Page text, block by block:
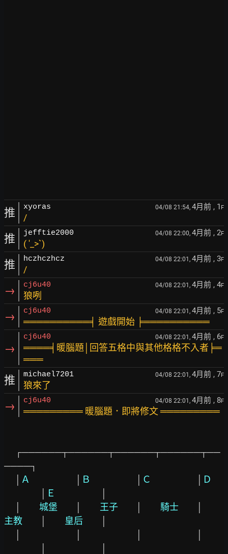
推 xyoras 04/08 21:54, 4月前 , 1 F
/
推 jefftie2000 04/08 22:00, 4月前 , 2F
( ′_>`)
推 hczhczhcz 04/08 22:01, 4月前 , 3F
/
→ cj6u40 04/08 22:01, 4月前 , 4F
狼咧
→ cj6u40 04/08 22:01, 4月前 , 5F
══════════╡ 遊戲開始 ╞══════════
→
cj6u40 04/08 22:01, 4月前 , 6F
════╡暖腦題│回答五格中與其他格格不入者╞═
═══
推 michael7201 04/08 22:01, 4月前 , 7F
狼來了
→ cj6u40 04/08 22:01, 4月前 , 8F
═════════ 暖腦題．即將修文 ═════════
────┐
Ａ Ｂ Ｃ
Ｄ
Ｅ
城堡 王子 騎士
主教
皇后